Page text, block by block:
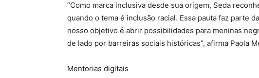
“Como marca inclusiva desde sua origem, Seda
quando o tema é inclusão racial. Essa pauta faz parte
nosso objetivo é abrir possibilidades para meninas
de lado por barreiras sociais históricas”, afirma Paola
Mentorias digitais